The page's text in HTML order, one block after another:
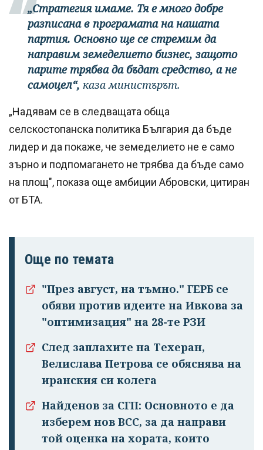
„Стратегия имаме. Тя е много добре
разписана в програмата на нашата
партия. Основно ще се стремим да
направим земеделието бизнес, защото
парите трябва да бъдат средство, а не
самоцел“, каза министърът.
„Надявам се в следващата обща
селскостопанска политика България да бъде
лидер и да покаже, че земеделието не е само
зърно и подпомагането не трябва да бъде само
на площ", показа още амбиции Абровски, цитиран
от БТА.
Още по темата
"През август, на тъмно." ГЕРБ се
обяви против идеите на Ивкова за
"оптимизация" на 28-те РЗИ
След заплахите на Техеран,
Велислава Петрова се обяснява на
иранския си колега
Найденов за СГП: Основното е да
изберем нов ВСС, за да направи
той оценка на хората, които